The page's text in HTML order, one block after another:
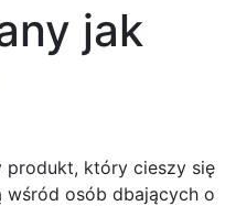
jak
który cieszy się
wśród osób dbających o